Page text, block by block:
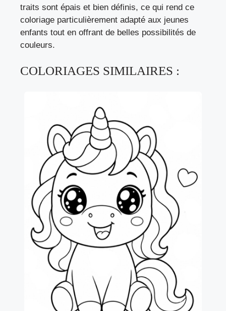
traits sont épais et bien définis, ce qui rend ce
coloriage particulièrement adapté aux jeunes
enfants tout en offrant de belles possibilités de
couleurs.
COLORIAGES SIMILAIRES :